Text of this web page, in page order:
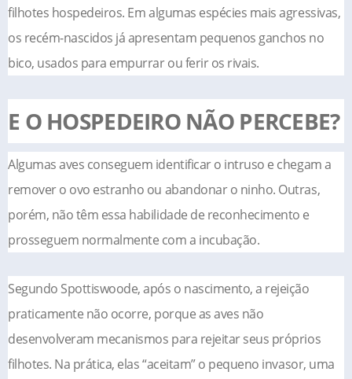
filhotes hospedeiros. Em algumas espécies mais agressivas,
os recém-nascidos já apresentam pequenos ganchos no
bico, usados para empurrar ou ferir os rivais.
E O HOSPEDEIRO NÃO PERCEBE?
Algumas aves conseguem identificar o intruso e chegam a
remover o ovo estranho ou abandonar o ninho. Outras,
porém, não têm essa habilidade de reconhecimento e
prosseguem normalmente com a incubação.
Segundo Spottiswoode, após o nascimento, a rejeição
praticamente não ocorre, porque as aves não
desenvolveram mecanismos para rejeitar seus próprios
filhotes. Na prática, elas “aceitam” o pequeno invasor, uma